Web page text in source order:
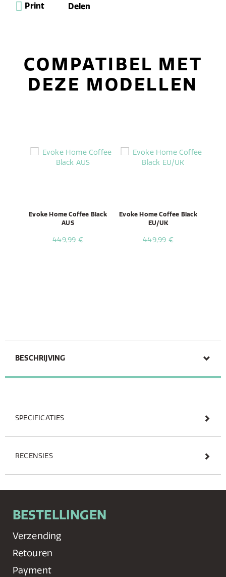
Print Delen
COMPATIBEL MET
DEZE MODELLEN
Evoke Home Coffee Black
AUS
449,99 €
Evoke Home Coffee Black
EU/UK
449,99 €
BESCHRIJVING
SPECIFICATIES
RECENSIES
BESTELLINGEN
Verzending
Retouren
Payment